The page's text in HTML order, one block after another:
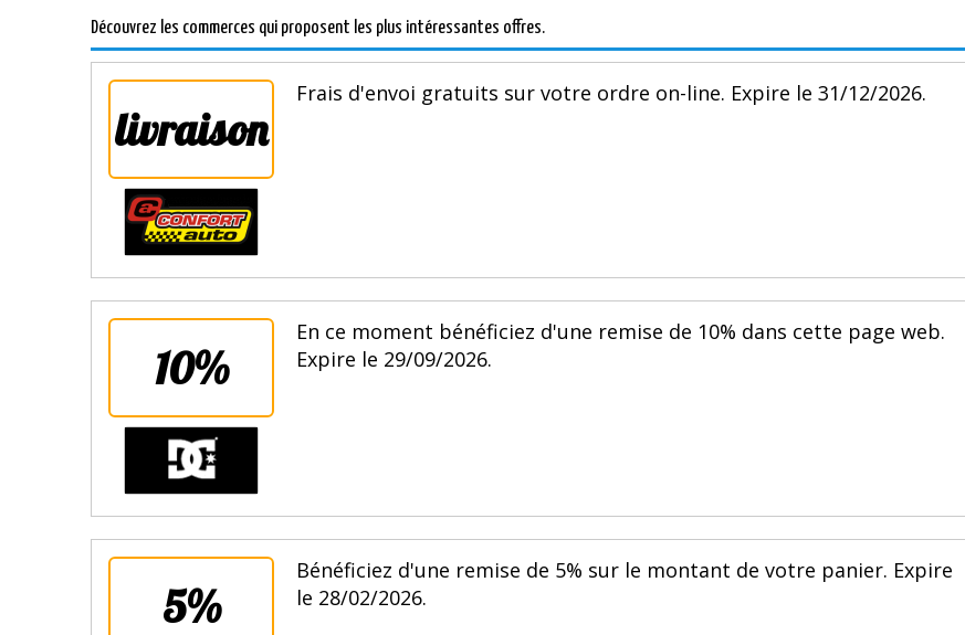
Découvrez les commerces qui proposent les plus intéressantes offres.
livraison
Frais d'envoi gratuits sur votre ordre on-line. Expire le 31/12/2026.
10%
En ce moment bénéficiez d'une remise de 10% dans cette page web.
Expire le 29/09/2026.
5%
Bénéficiez d'une remise de 5% sur le montant de votre panier. Expire
le 28/02/2026.